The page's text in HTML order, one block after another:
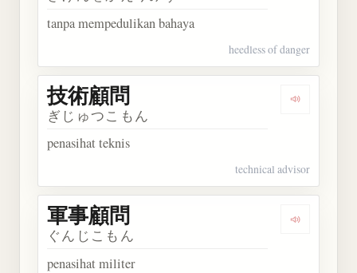
tanpa mempedulikan bahaya
heedless of danger
Dengarkan
技術顧問
ぎじゅつこもん
penasihat teknis
technical advisor
Dengarkan
軍事顧問
ぐんじこもん
penasihat militer